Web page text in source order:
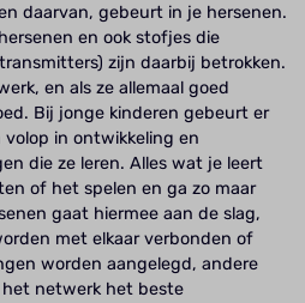
daarvan, gebeurt in je hersenen.
en ook stofjes die
zijn daarbij betrokken.
en als ze allemaal goed
Bij jonge kinderen gebeurt er
volop in ontwikkeling en
die ze leren. Alles wat je leert
of het spelen en ga zo maar
gaat hiermee aan de slag,
met elkaar verbonden of
worden aangelegd, andere
netwerk het beste